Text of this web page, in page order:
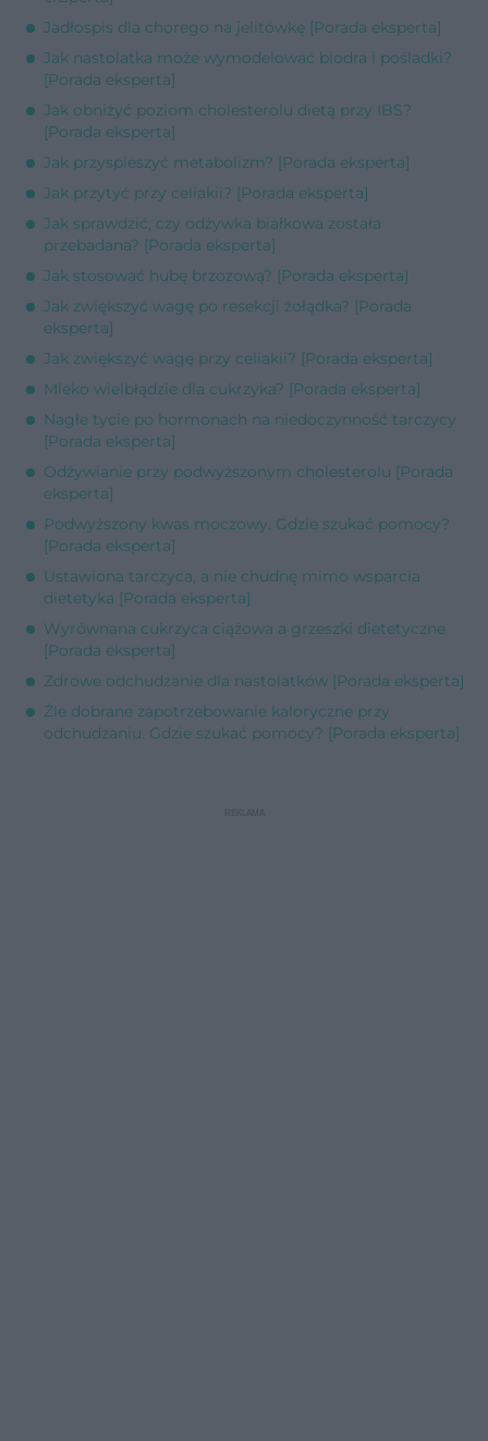
Jadłospis dla chorego na jelitówkę [Porada eksperta]
Jak nastolatka może wymodelować biodra i pośladki?
[Porada eksperta]
Jak obniżyć poziom cholesterolu dietą przy IBS?
[Porada eksperta]
Jak przyspieszyć metabolizm? [Porada eksperta]
Jak przytyć przy celiakii? [Porada eksperta]
Jak sprawdzić, czy odżywka białkowa została
przebadana? [Porada eksperta]
Jak stosować hubę brzozową? [Porada eksperta]
Jak zwiększyć wagę po resekcji żołądka? [Porada
eksperta]
Jak zwiększyć wagę przy celiakii? [Porada eksperta]
Mleko wielbłądzie dla cukrzyka? [Porada eksperta]
Nagłe tycie po hormonach na niedoczynność tarczycy
[Porada eksperta]
Odżywianie przy podwyższonym cholesterolu [Porada
eksperta]
Podwyższony kwas moczowy. Gdzie szukać pomocy?
[Porada eksperta]
Ustawiona tarczyca, a nie chudnę mimo wsparcia
dietetyka [Porada eksperta]
Wyrównana cukrzyca ciążowa a grzeszki dietetyczne
[Porada eksperta]
Zdrowe odchudzanie dla nastolatków [Porada eksperta]
Źle dobrane zapotrzebowanie kaloryczne przy
odchudzaniu. Gdzie szukać pomocy? [Porada eksperta]